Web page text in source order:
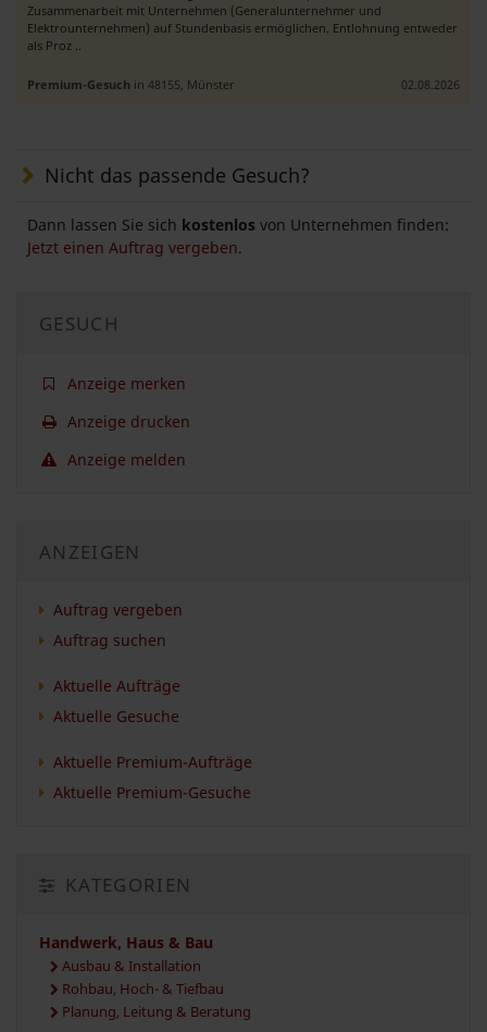
Zusammenarbeit mit Unternehmen (Generalunternehmer und
Elektrounternehmen) auf Stundenbasis ermöglichen. Entlohnung entweder
als Proz ..
Premium-Gesuch in 48155, Münster 02.08.2026
Nicht das passende Gesuch?
Dann lassen Sie sich kostenlos von Unternehmen finden:
Jetzt einen Auftrag vergeben.
GESUCH
Anzeige merken
Anzeige drucken
Anzeige melden
ANZEIGEN
Auftrag vergeben
Auftrag suchen
Aktuelle Aufträge
Aktuelle Gesuche
Aktuelle Premium-Aufträge
Aktuelle Premium-Gesuche
KATEGORIEN
Handwerk, Haus & Bau
Ausbau & Installation
Rohbau, Hoch- & Tiefbau
Planung, Leitung & Beratung